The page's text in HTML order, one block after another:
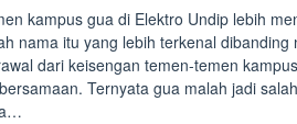
kampus gua di Elektro Undip lebih
nama itu yang lebih terkenal
dari keisengan temen-temen
Ternyata gua malah jadi